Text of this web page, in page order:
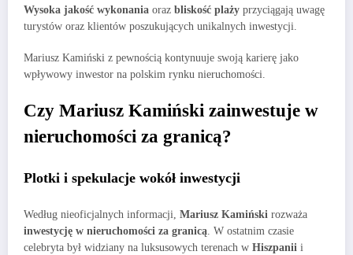
Wysoka jakość wykonania oraz bliskość plaży przyciągają uwagę
turystów oraz klientów poszukujących unikalnych inwestycji.
Mariusz Kamiński z pewnością kontynuuje swoją karierę jako
wpływowy inwestor na polskim rynku nieruchomości.
Czy Mariusz Kamiński zainwestuje w
nieruchomości za granicą?
Plotki i spekulacje wokół inwestycji
Według nieoficjalnych informacji, Mariusz Kamiński rozważa
inwestycję w nieruchomości za granicą. W ostatnim czasie
celebryta był widziany na luksusowych terenach w Hiszpanii i